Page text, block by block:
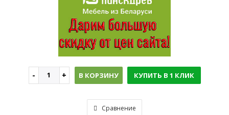
В КОРЗИНУ КУПИТЬ В 1 КЛИК
Сравнение